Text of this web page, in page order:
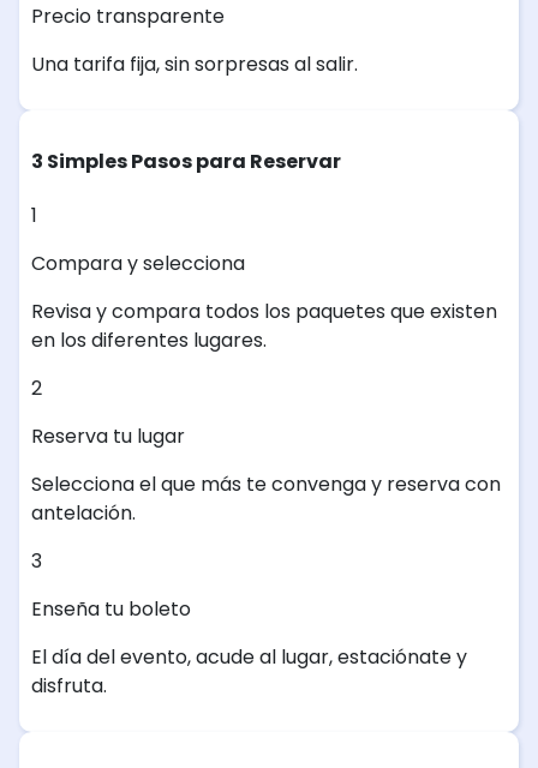
Precio transparente
Una tarifa fija, sin sorpresas al salir.
3 Simples Pasos para Reservar
1
Compara y selecciona
Revisa y compara todos los paquetes que existen
en los diferentes lugares.
2
Reserva tu lugar
Selecciona el que más te convenga y reserva con
antelación.
3
Enseña tu boleto
El día del evento, acude al lugar, estaciónate y
disfruta.